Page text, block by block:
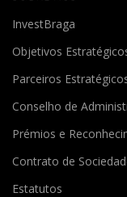
InvestBraga
Objetivos
Parceiros
Conselho de
Prémios e
Contrato de
Estatutos